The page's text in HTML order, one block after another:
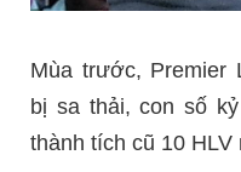
Mùa trước, Premier
bị sa thải, con số
thành tích cũ 10